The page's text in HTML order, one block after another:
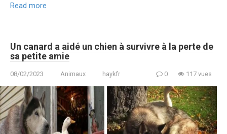
Read more
Un canard a aidé un chien à survivre à la perte de
sa petite amie
08/02/2023 Animaux haykfr 0 117 vues